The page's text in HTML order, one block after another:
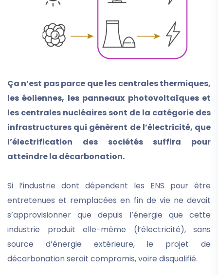
Ça n’est pas parce que les centrales thermiques,
les éoliennes, les panneaux photovoltaïques et
les centrales nucléaires sont de la catégorie des
infrastructures qui génèrent de l’électricité, que
l’électrification des sociétés suffira pour
atteindre la décarbonation.
Si l’industrie dont dépendent les ENS pour être
entretenues et remplacées en fin de vie ne devait
s’approvisionner que depuis l’énergie que cette
industrie produit elle-même (l’électricité), sans
source d’énergie extérieure, le projet de
décarbonation serait compromis, voire disqualifié.